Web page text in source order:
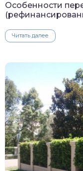
Особенности
Читать далее